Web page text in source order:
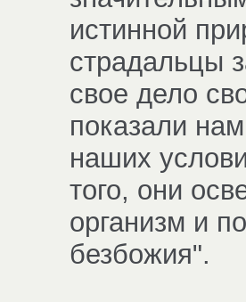
истинной
страдальцы
свое дело
показали
наших
того, они
организм и
безбожия".